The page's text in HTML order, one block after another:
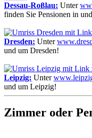
Dessau-Roßlau: Unter
finden Sie Pensionen in
Dresden: Unter
und um Dresden!
Leipzig: Unter
und um Leipzig!
Zimmer oder